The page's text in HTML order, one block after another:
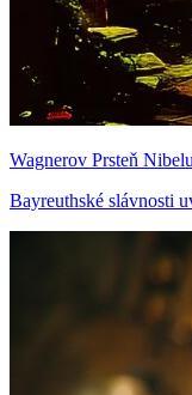
Wagnerov Prsteň
Bayreuthské slávnosti